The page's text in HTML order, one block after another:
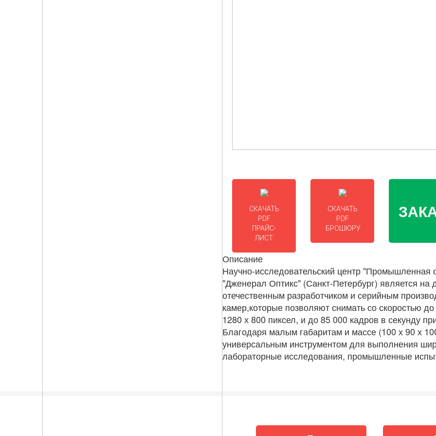
СКАЧАТЬ
PDF
ПРАЙС-
ЛИСТ
СКАЧАТЬ
PDF
БРОШЮРУ
Описание
Научно-исследовательский центр "Промышленная
"Дженерал Оптикс" (Санкт-Петербург) является
отечественным разработчиком и серийным
камер,которые позволяют снимать со скоростью
1280 х 800 пиксел, и до 85 000 кадров в секунду
Благодаря малым габаритам и массе (100 х 90 х
универсальным инструментом для выполнения
лабораторные исследования, промышленные